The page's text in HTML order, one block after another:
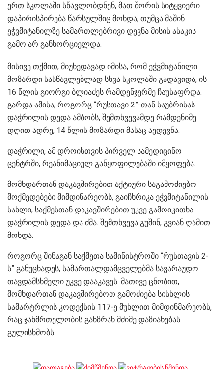
ერთ სკოლაში სწავლობდნენ, მათ შორის სიტყვიერი
დაპირისპირება წარსულშიც მოხდა, თუმცა მაშინ
ეჭვმიტანილზე სამართლებრივი დევნა მისის ასაკის
გამო არ განხორციელდა.
მისივე თქმით, მიუხედავად იმისა, რომ ეჭვმიტანილი
მოზარდი სასწავლებლად სხვა სკოლაში გადავიდა, ის
16 წლის გიორგი ბლიაძეს რამდენჯერმე ჩაუსაფრდა.
გარდა ამისა, როგორც “რუსთავი 2”-თან საუბრისას
დაჭრილის დედა ამბობს, შემთხვევამდე რამდენიმე
დღით ადრე, 14 წლის მოზარდი მასაც აედევნა.
დაჭრილი, ამ დროისთვის პირველ სამედიცინო
ცენტრში, რეანიმაციულ განყოფილებაში იმყოფება.
მომხდართან დაკავშირებით აქტიური საგამოძიებო
მოქმედებები მიმდინარეობს, გაიჩხრიკა ეჭვმიტანილის
სახლი, საქმესთან დაკავშირებით უკვე გამოიკითხა
დაჭრილის დედა და ძმა. შემთხვევა გუშინ, გვიან ღამით
მოხდა.
როგორც შინაგან საქმეთა სამინისტროში “რუსთავის 2-
ს” განუცხადეს, სამართალდამცველებმა სავარაუდო
თავდამსხმელი უკვე დააკავეს. მათივე ცნობით,
მომხდართან დაკავშირებოთ გამოძიება სისხლის
სამარტრლის კოდექსის 117-ე მუხლით მიმდინმარეობს,
რაც ჯანმრთელობის განზრახ მძიმე დაზიანებას
გულისხმობს.